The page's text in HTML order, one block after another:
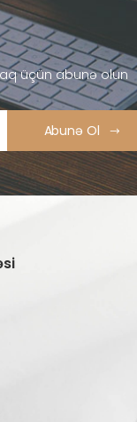
üçün abunə olun
Abunə Ol